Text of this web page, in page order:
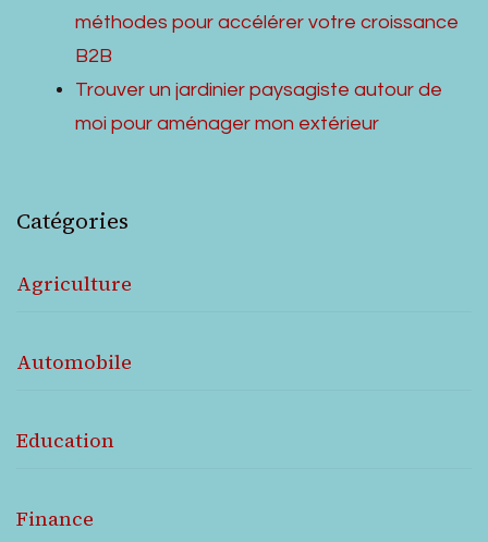
méthodes pour accélérer votre croissance
B2B
Trouver un jardinier paysagiste autour de
moi pour aménager mon extérieur
Catégories
Agriculture
Automobile
Education
Finance